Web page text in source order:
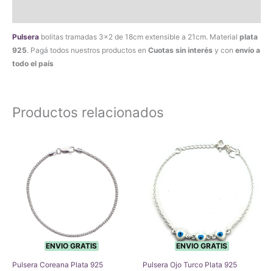
Pulsera bolitas tramadas 3×2 de 18cm extensible a 21cm. Material plata
925. Pagá todos nuestros productos en Cuotas sin interés y con envío a
todo el país
Productos relacionados
ENVIO GRATIS
Pulsera Coreana Plata 925
ENVIO GRATIS
Pulsera Ojo Turco Plata 925